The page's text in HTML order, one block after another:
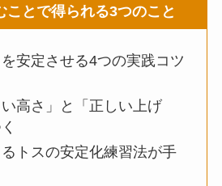
ことで得られる3つのこと
安定させる4つの実践コツ
い高さ」と「正しい上げ
トスの安定化練習法が手